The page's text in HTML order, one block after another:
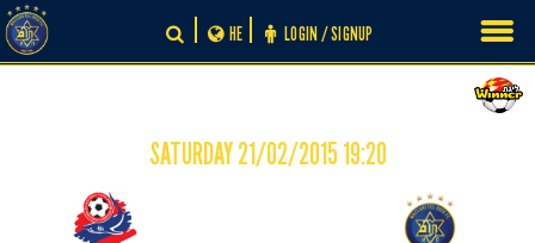
Skip
to
content
LOGIN / SIGNUP
HE
SATURDAY 21/02/2015 19:20